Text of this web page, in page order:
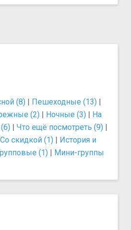
(8) Пешеходные (13)
(2) Ночные (3)
На
Что ещё посмотреть (9)
Со скидкой (1)
История и
(1)
Мини-группы